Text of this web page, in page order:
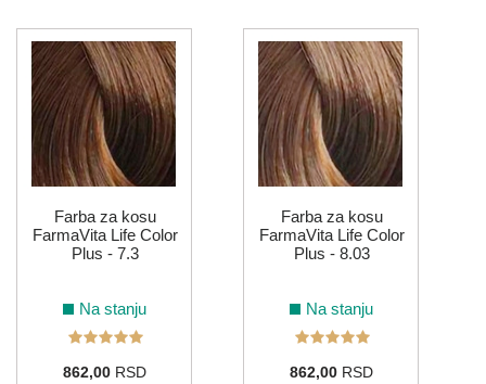
Farba za kosu
FarmaVita Life Color
Plus - 7.3
Na stanju
862,00RSD
Farba za kosu
FarmaVita Life Color
Plus - 8.03
Na stanju
862,00RSD